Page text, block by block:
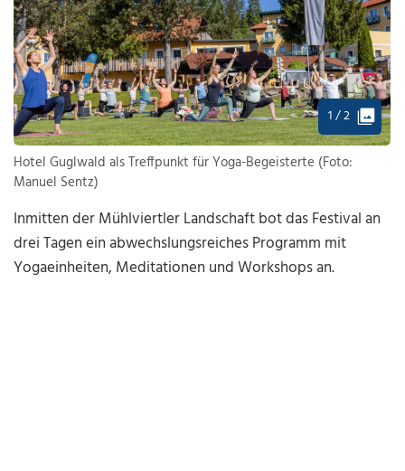
1 / 2
Hotel Guglwald als Treffpunkt für Yoga-Begeisterte (Foto:
Manuel Sentz)
Inmitten der Mühlviertler Landschaft bot das Festival an
drei Tagen ein abwechslungsreiches Programm mit
Yogaeinheiten, Meditationen und Workshops an.